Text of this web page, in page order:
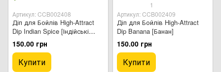
Артикул: CCB002408
Діп для Бойлів High-Attract
Dip Indian Spice [Індійські
Спеції]
150.00 грн
Купити
1
Артикул: CCB002409
Діп для Бойлів High-Attract
Dip Banana [Банан]
150.00 грн
Купити